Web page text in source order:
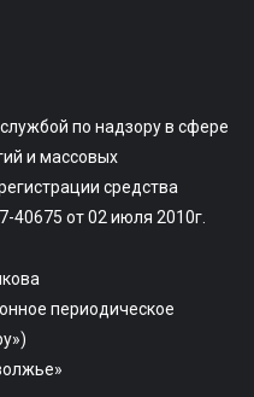
по надзору в сфере
и массовых
средства
от 02 июля 2010г.
периодическое